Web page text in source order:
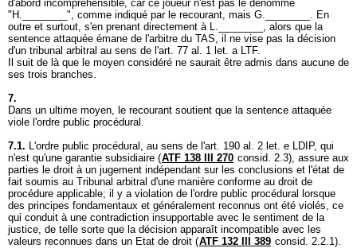
d'abord incompréhensible, car ce joueur n'est pas le dénommé
"H.________", comme indiqué par le recourant, mais G.________. En
outre et surtout, s'en prenant directement à L.________, alors que la
sentence attaquée émane de l'arbitre du TAS, il ne vise pas la décision
d'un tribunal arbitral au sens de l'art. 77 al. 1 let. a LTF.
Il suit de là que le moyen considéré ne saurait être admis dans aucune de
ses trois branches.
7.
Dans un ultime moyen, le recourant soutient que la sentence attaquée
viole l'ordre public procédural.
7.1. L'ordre public procédural, au sens de l'art. 190 al. 2 let. e LDIP, qui
n'est qu'une garantie subsidiaire (ATF 138 III 270 consid. 2.3), assure aux
parties le droit à un jugement indépendant sur les conclusions et l'état de
fait soumis au Tribunal arbitral d'une manière conforme au droit de
procédure applicable; il y a violation de l'ordre public procédural lorsque
des principes fondamentaux et généralement reconnus ont été violés, ce
qui conduit à une contradiction insupportable avec le sentiment de la
justice, de telle sorte que la décision apparaît incompatible avec les
valeurs reconnues dans un Etat de droit (ATF 132 III 389 consid. 2.2.1).